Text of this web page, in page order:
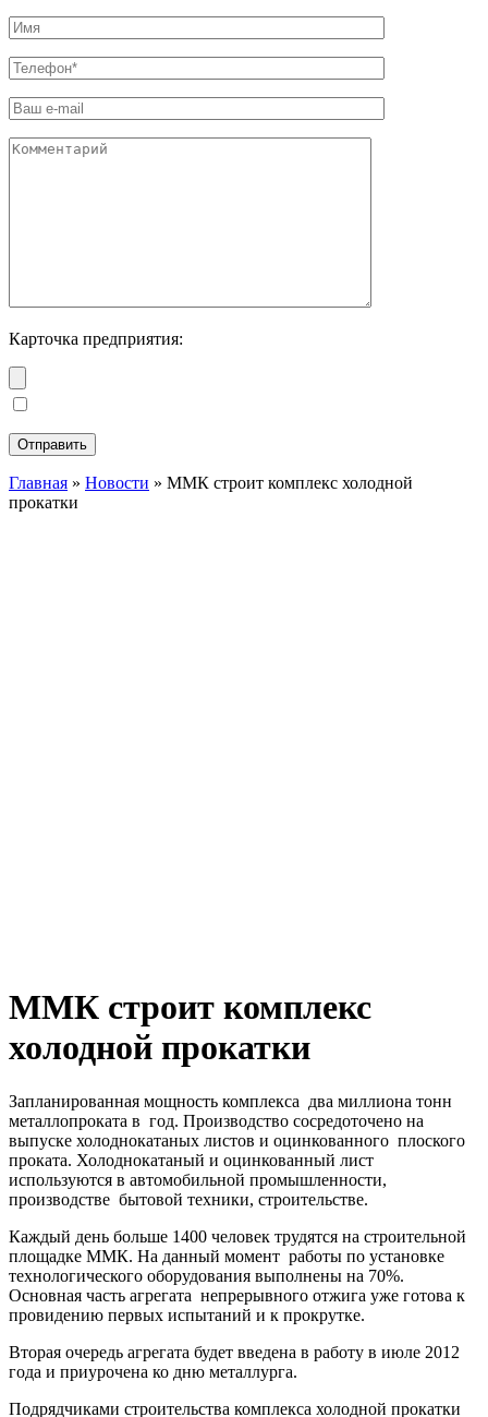
Карточка предприятия:
Главная » Новости » ММК строит комплекс холодной
прокатки
ММК строит комплекс
холодной прокатки
Запланированная мощность комплекса два миллиона тонн
металлопроката в год. Производство сосредоточено на
выпуске холоднокатаных листов и оцинкованного плоского
проката. Холоднокатаный и оцинкованный лист
используются в автомобильной промышленности,
производстве бытовой техники, строительстве.
Каждый день больше 1400 человек трудятся на строительной
площадке ММК. На данный момент работы по установке
технологического оборудования выполнены на 70%.
Основная часть агрегата непрерывного отжига уже готова к
провидению первых испытаний и к прокрутке.
Вторая очередь агрегата будет введена в работу в июле 2012
года и приурочена ко дню металлурга.
Подрядчиками строительства комплекса холодной прокатки